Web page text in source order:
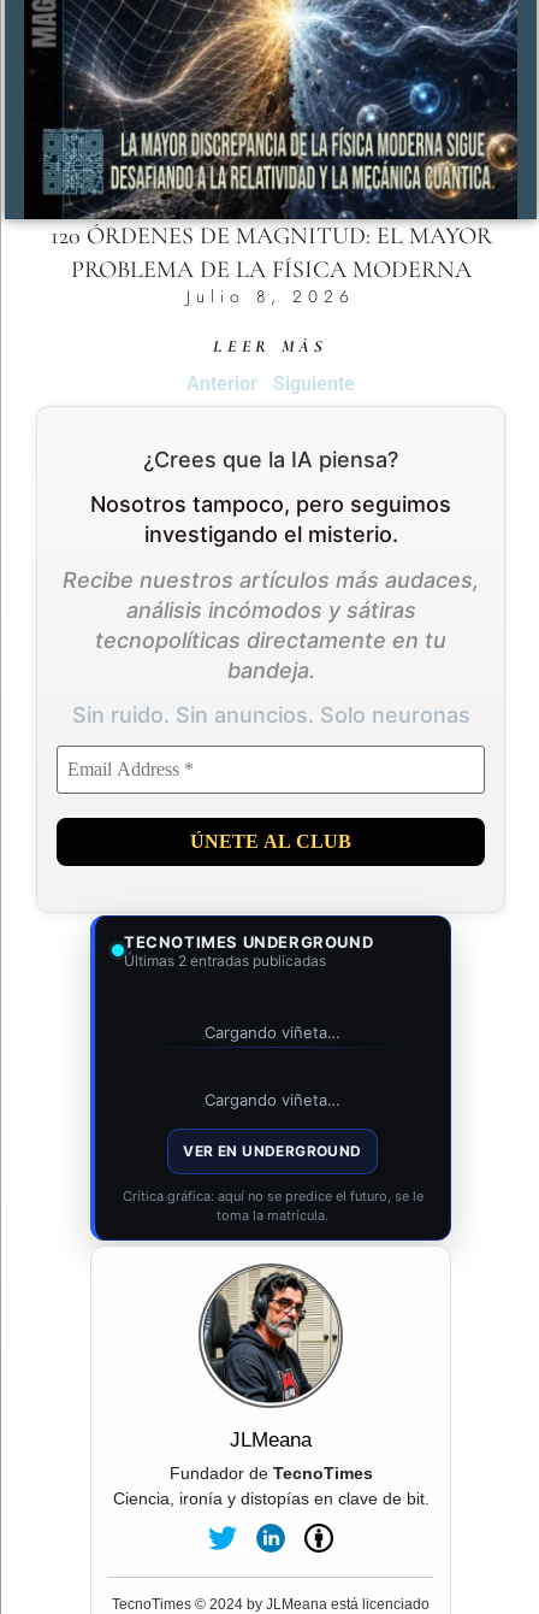
120 ÓRDENES DE MAGNITUD: EL MAYOR
PROBLEMA DE LA FÍSICA MODERNA
Julio 8, 2026
LEER MÁS
Anterior Siguiente
¿Crees que la IA piensa?
Nosotros tampoco, pero seguimos
investigando el misterio.
Recibe nuestros artículos más audaces,
análisis incómodos y sátiras
tecnopolíticas directamente en tu
bandeja.
Sin ruido. Sin anuncios. Solo neuronas
TECNOTIMES UNDERGROUND
Últimas 2 entradas publicadas
Cargando viñeta…
Cargando viñeta…
VER EN UNDERGROUND
Crítica gráfica: aquí no se predice el futuro, se le
toma la matrícula.
JLMeana
Fundador de TecnoTimes
Ciencia, ironía y distopías en clave de bit.
TecnoTimes © 2024 by JLMeana está licenciado